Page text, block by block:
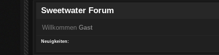
Sweetwater Forum
Willkommen Gast
Neuigkeiten: